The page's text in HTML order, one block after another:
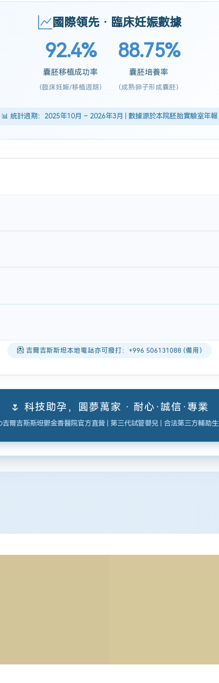
國際領先 · 臨床妊娠數據
92.4%
囊胚移植成功率
(臨床妊娠/移植週期)
88.75%
囊胚培養率
(成熟卵子形成囊胚)
📊 統計週期：2025年10月 – 2026年3月 | 數據源於本院胚胎實驗室年報
吉爾吉斯斯坦本地電話亦可撥打：+996 506131088 (備用)
🌷 科技助孕，圓夢萬家 · 耐心·誠信·專業
吉爾吉斯斯坦鬱金香醫院官方直營 | 第三代試管嬰兒 | 合法第三方輔助